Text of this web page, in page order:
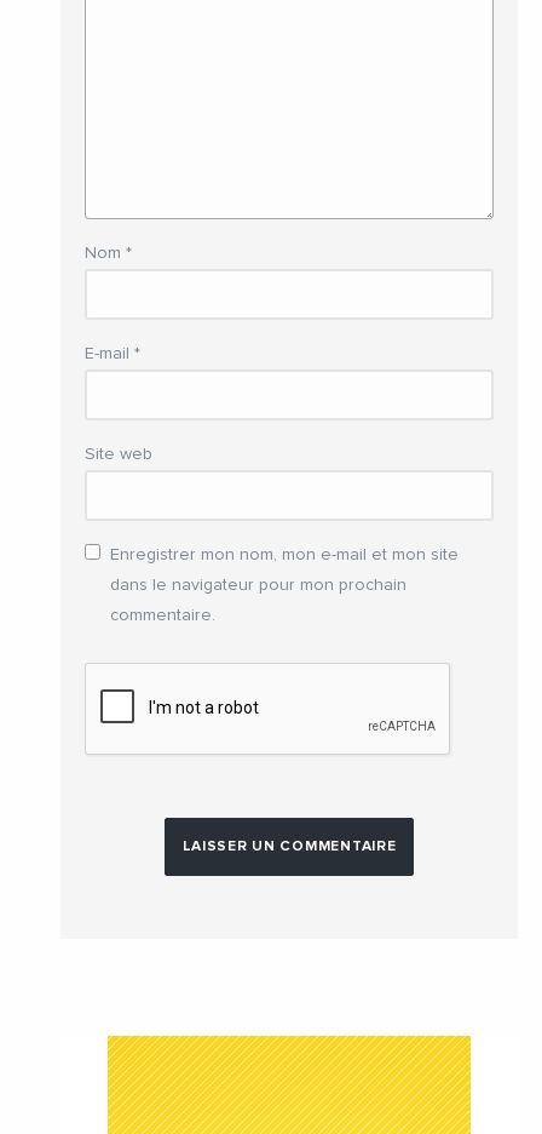
Nom *
E-mail *
Site web
Enregistrer mon nom, mon e-mail et mon site
dans le navigateur pour mon prochain
commentaire.